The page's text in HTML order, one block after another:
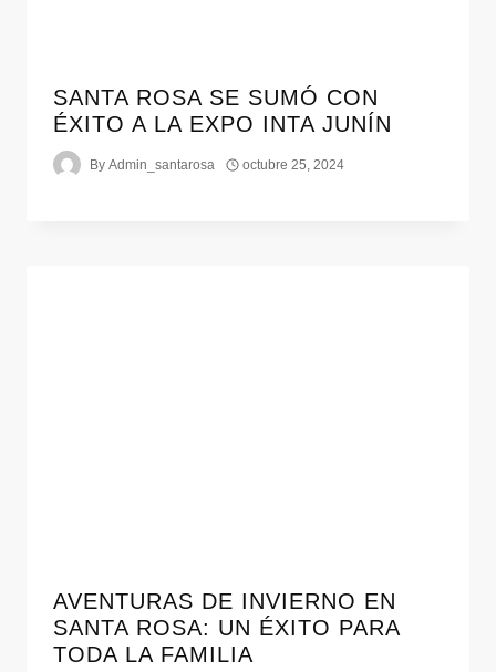
SANTA ROSA SE SUMÓ CON
ÉXITO A LA EXPO INTA JUNÍN
By Admin_santarosa octubre 25, 2024
AVENTURAS DE INVIERNO EN
SANTA ROSA: UN ÉXITO PARA
TODA LA FAMILIA